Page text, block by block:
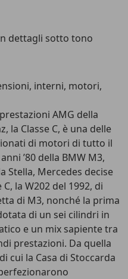
dettagli sotto tono
interni, motori,
AMG della
la Classe C, è una delle
di motori di tutto il
’80 della BMW M3,
Stella, Mercedes decise
la W202 del 1992, di
di M3, nonché la prima
di un sei cilindri in
e un mix sapiente tra
prestazioni. Da quella
cui la Casa di Stoccarda